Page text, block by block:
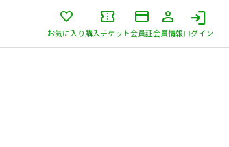
お気に入り購入チケット会員証会員情報ログイン